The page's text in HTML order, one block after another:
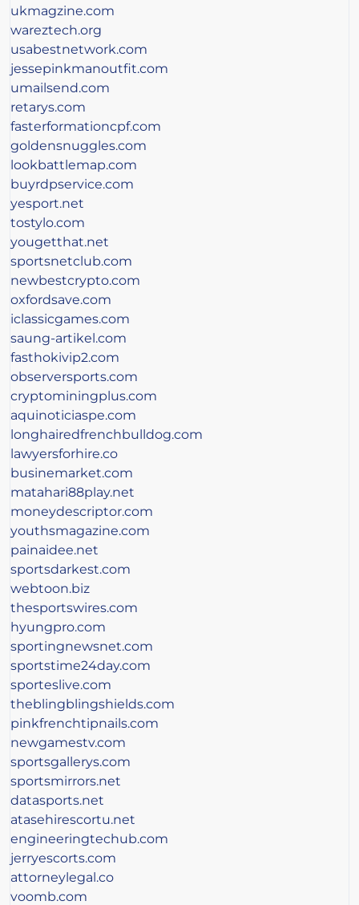
ukmagzine.com
wareztech.org
usabestnetwork.com
jessepinkmanoutfit.com
umailsend.com
retarys.com
fasterformationcpf.com
goldensnuggles.com
lookbattlemap.com
buyrdpservice.com
yesport.net
tostylo.com
yougetthat.net
sportsnetclub.com
newbestcrypto.com
oxfordsave.com
iclassicgames.com
saung-artikel.com
fasthokivip2.com
observersports.com
cryptominingplus.com
aquinoticiaspe.com
longhairedfrenchbulldog.com
lawyersforhire.co
businemarket.com
matahari88play.net
moneydescriptor.com
youthsmagazine.com
painaidee.net
sportsdarkest.com
webtoon.biz
thesportswires.com
hyungpro.com
sportingnewsnet.com
sportstime24day.com
sporteslive.com
theblingblingshields.com
pinkfrenchtipnails.com
newgamestv.com
sportsgallerys.com
sportsmirrors.net
datasports.net
atasehirescortu.net
engineeringtechub.com
jerryescorts.com
attorneylegal.co
voomb.com